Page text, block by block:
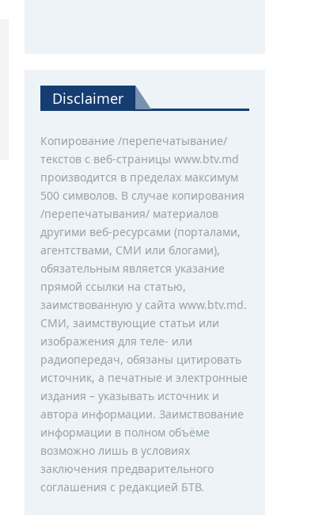
Disclaimer
Копирование /перепечатывание/
текстов с веб-страницы www.btv.md
производится в пределах максимум
500 символов. В случае копирования
/перепечатывания/ материалов
другими веб-ресурсами (порталами,
агентствами, СМИ или блогами),
обязательным является указание
прямой ссылки на статью,
заимствованную у сайта www.btv.md.
СМИ, заимствующие статьи или
изображения для теле- или
радиопередач, обязаны цитировать
источник, а печатные и электронные
издания – указывать источник и
автора информации. Заимствование
информации в полном объёме
возможно лишь в условиях
заключения предварительного
соглашения с редакцией БТВ.